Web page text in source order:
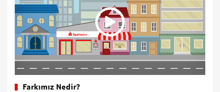
Farkımız Nedir?